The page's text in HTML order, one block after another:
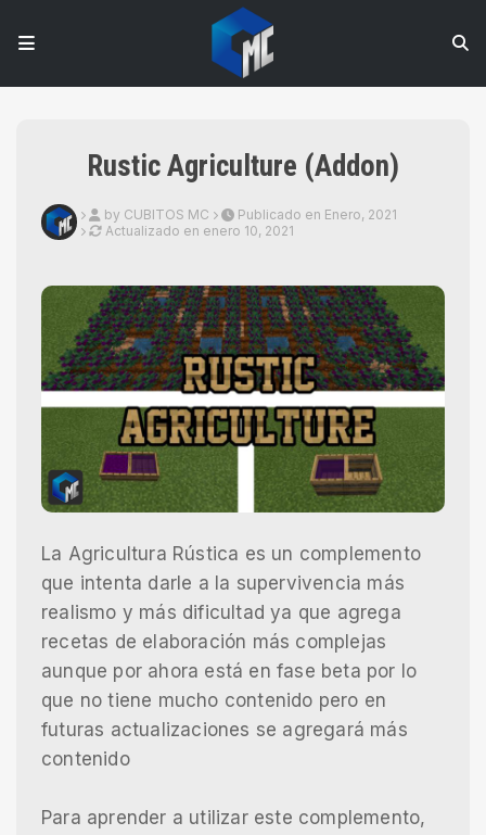
Rustic Agriculture (Addon)
by CUBITOS MC
Publicado en Enero, 2021
Actualizado en enero 10, 2021
La Agricultura Rústica es un complemento
que intenta darle a la supervivencia más
realismo y más dificultad ya que agrega
recetas de elaboración más complejas
aunque por ahora está en fase beta por lo
que no tiene mucho contenido pero en
futuras actualizaciones se agregará más
contenido
Para aprender a utilizar este complemento,